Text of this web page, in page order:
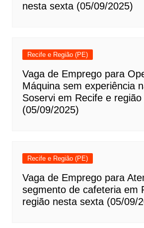
nesta sexta (05/09/2025)
Recife e Região (PE)
Vaga de Emprego para
Máquina sem experiência
Soservi em Recife e
(05/09/2025)
Recife e Região (PE)
Vaga de Emprego para
segmento de cafeteria em
região nesta sexta (05/09/